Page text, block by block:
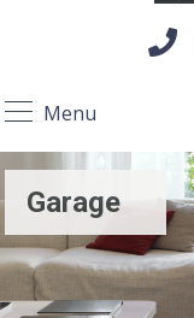
Menu
Garage